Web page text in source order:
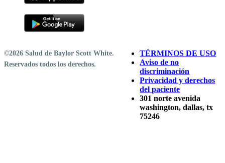
©2026 Salud de Baylor Scott White.
Reservados todos los derechos.
TÉRMINOS DE USO
Aviso de no
discriminación
Privacidad y derechos
del paciente
301 norte avenida
washington, dallas, tx
75246